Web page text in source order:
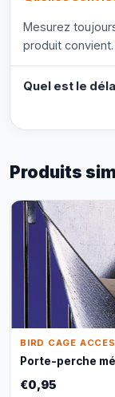
Mesurez
produit convient.
Quel est le
Produits
BIRD CAGE
Porte-perche
€0,95